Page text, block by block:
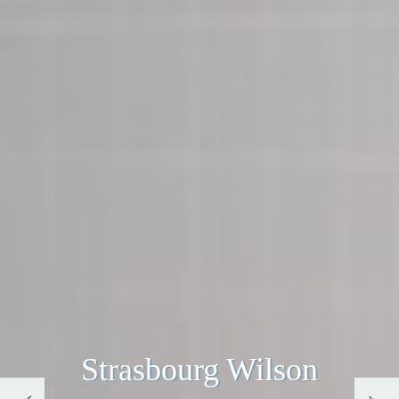
Strasbourg Wilson